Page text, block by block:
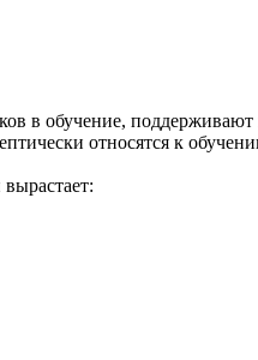
в обучение, поддерживают
относятся к